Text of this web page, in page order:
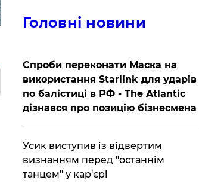
Головні новини
​Спроби переконати Маска на
використання Starlink для ударів
по балістиці в РФ - The Atlantic
дізнався про позицію бізнесмена
​Усик виступив із відвертим
визнанням перед "останнім
танцем" у кар'єрі